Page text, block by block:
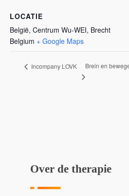
LOCATIE
België, Centrum Wu-WEI, Brecht
Belgium + Google Maps
Incompany LOVK Brein en
Over de therapie